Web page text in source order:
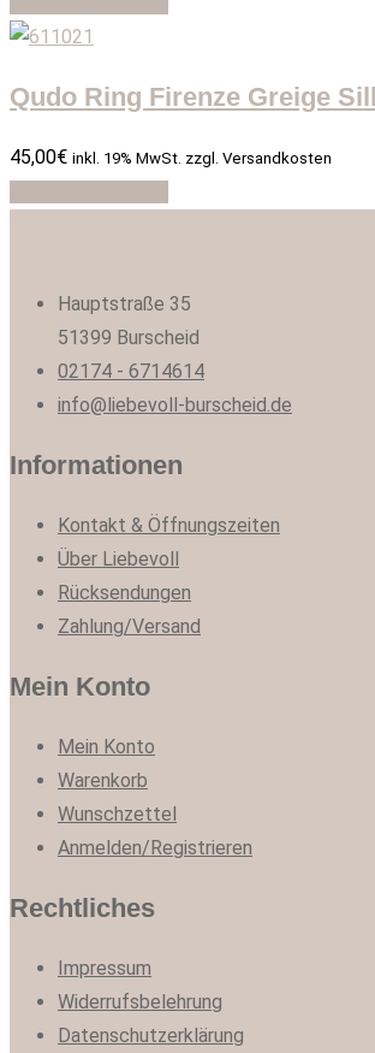
Qudo Ring Firenze Greige
45,00€ inkl. 19% MwSt. zzgl. Versandkosten
Hauptstraße 35
51399 Burscheid
02174 - 6714614
info@liebevoll-burscheid.de
Informationen
Kontakt & Öffnungszeiten
Über Liebevoll
Rücksendungen
Zahlung/Versand
Mein Konto
Mein Konto
Warenkorb
Wunschzettel
Anmelden/Registrieren
Rechtliches
Impressum
Widerrufsbelehrung
Datenschutzerklärung